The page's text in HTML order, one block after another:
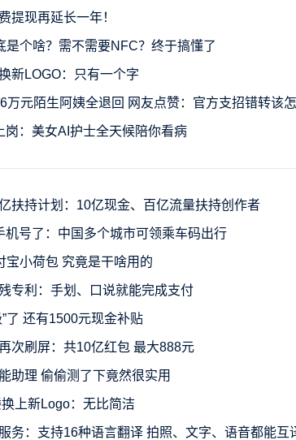
提现再延长一年！
是个啥？需不需要NFC？终于搞懂了
新LOGO：只有一个字
万元陌生阿姨全退回 网友点赞：官方支招错转该
岗：美女AI护士全天候陪你看病
扶持计划：10亿现金、百亿流量扶持创作者
机号了：中国多个城市可领乘车码出行
宝小荷包 究竟是干啥用的
专利：手划、口说就能完成支付
了 还有1500元现金补贴
次刷屏：共10亿红包 最大888元
助理 偷偷测了下竟然很实用
上新Logo：无比简洁
务：支持16种语言翻译 拍照、文字、语音都能互